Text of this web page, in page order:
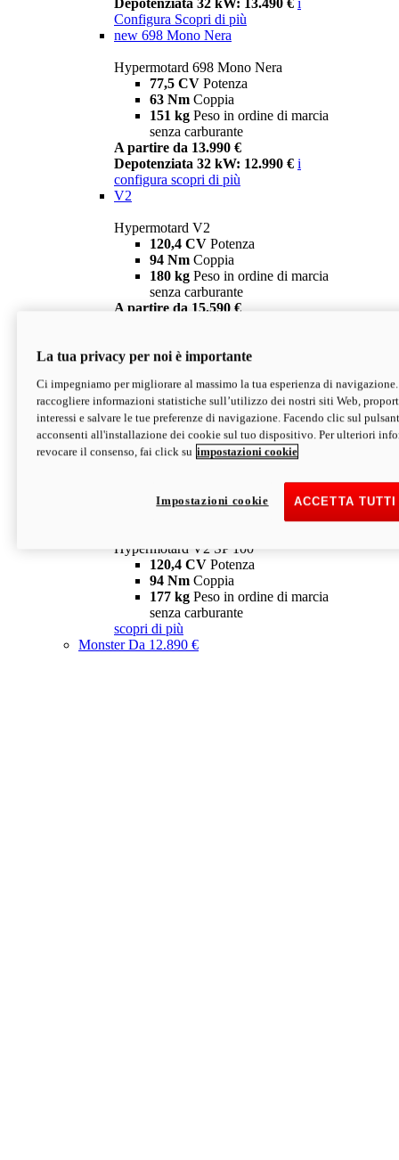
Depotenziata 32 kW: 13.490 € i
Configura Scopri di più
new 698 Mono Nera
Hypermotard 698 Mono Nera
77,5 CV Potenza
63 Nm Coppia
151 kg Peso in ordine di marcia
senza carburante
A partire da 13.990 €
Depotenziata 32 kW: 12.990 € i
configura scopri di più
V2
Hypermotard V2
120,4 CV Potenza
94 Nm Coppia
180 kg Peso in ordine di marcia
senza carburante
A partire da 15.590 €
V2 SP
Hypermotard V2 SP
120,4 CVPotenza
94 NmCoppia
177 kgPeso in ordine di marcia
senza carburante
Depotenziata 35 kW: 18.890 € i
configura scopri di più
Hypermotard V2 SP 100
120,4 CV Potenza
94 Nm Coppia
177 kg Peso in ordine di marcia
senza carburante
scopri di più
MonsterDa 12.890 €
La tua privacy per noi è importante
Ci impegniamo per migliorare al massimo la tua esperienza di
raccogliere informazioni statistiche sull’utilizzo dei nostri siti Web,
interessi e salvare le tue preferenze di navigazione. Facendo clic sul
acconsenti all'installazione dei cookie sul tuo dispositivo. Per ulteriori
revocare il consenso, fai click su impostazioni cookie
ACCETTA
Impostazioni cookie